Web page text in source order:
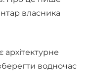
власника
водночас